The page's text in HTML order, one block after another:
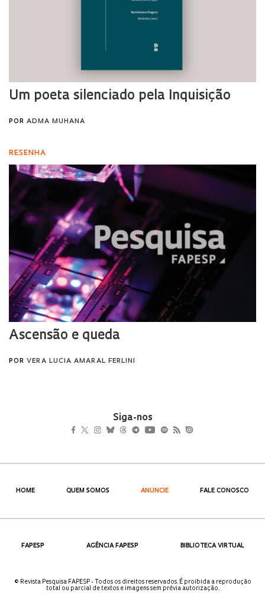
Siga-nos
HOME QUEM SOMOS ANUNCIE FALE CONOSCO
FAPESP AGÊNCIA FAPESP BIBLIOTECA VIRTUAL
© Revista Pesquisa FAPESP - Todos os direitos reservados. É proibida a reprodução
total ou parcial de textos e imagens sem prévia autorização.